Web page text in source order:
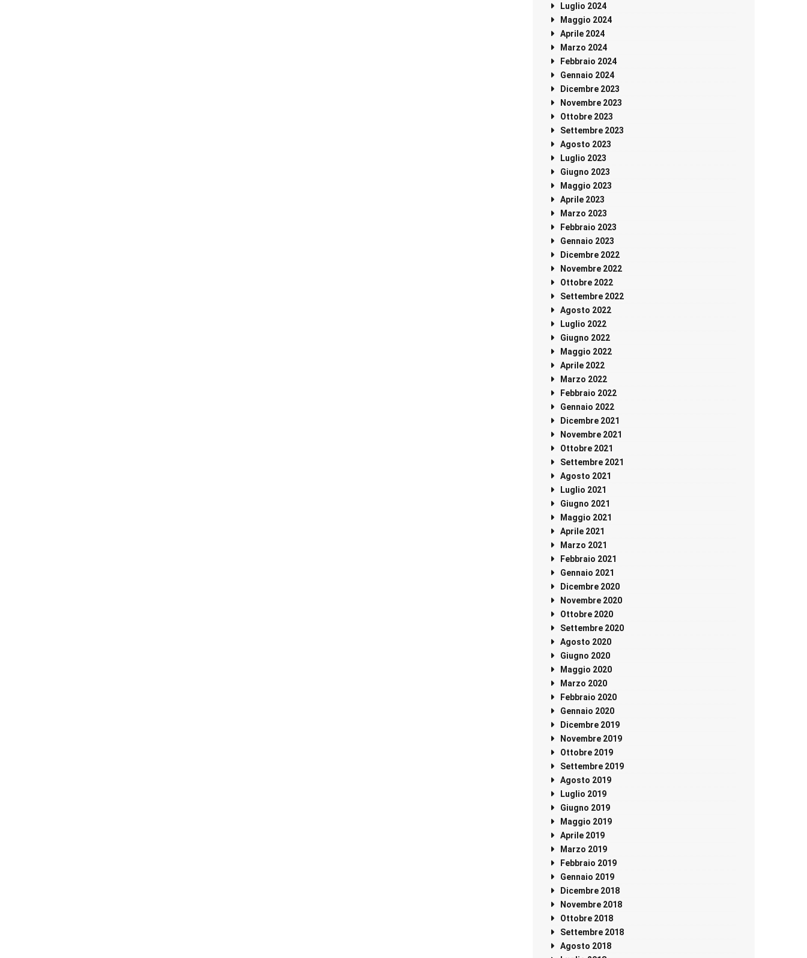
Luglio 2024
Maggio 2024
Aprile 2024
Marzo 2024
Febbraio 2024
Gennaio 2024
Dicembre 2023
Novembre 2023
Ottobre 2023
Settembre 2023
Agosto 2023
Luglio 2023
Giugno 2023
Maggio 2023
Aprile 2023
Marzo 2023
Febbraio 2023
Gennaio 2023
Dicembre 2022
Novembre 2022
Ottobre 2022
Settembre 2022
Agosto 2022
Luglio 2022
Giugno 2022
Maggio 2022
Aprile 2022
Marzo 2022
Febbraio 2022
Gennaio 2022
Dicembre 2021
Novembre 2021
Ottobre 2021
Settembre 2021
Agosto 2021
Luglio 2021
Giugno 2021
Maggio 2021
Aprile 2021
Marzo 2021
Febbraio 2021
Gennaio 2021
Dicembre 2020
Novembre 2020
Ottobre 2020
Settembre 2020
Agosto 2020
Giugno 2020
Maggio 2020
Marzo 2020
Febbraio 2020
Gennaio 2020
Dicembre 2019
Novembre 2019
Ottobre 2019
Settembre 2019
Agosto 2019
Luglio 2019
Giugno 2019
Maggio 2019
Aprile 2019
Marzo 2019
Febbraio 2019
Gennaio 2019
Dicembre 2018
Novembre 2018
Ottobre 2018
Settembre 2018
Agosto 2018